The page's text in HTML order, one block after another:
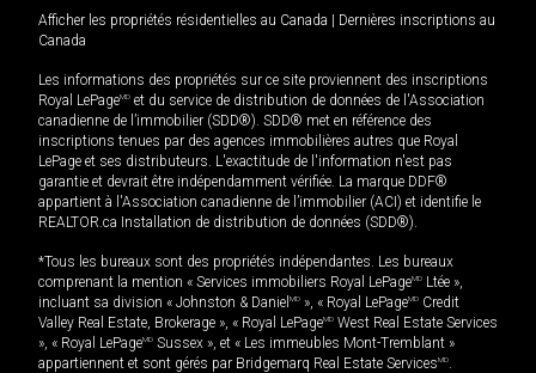
Afficher les propriétés résidentielles au Canada | Dernières inscriptions au
Canada
Les informations des propriétés sur ce site proviennent des inscriptions
Royal LePageMD et du service de distribution de données de l'Association
canadienne de l’immobilier (SDD®). SDD® met en référence des
inscriptions tenues par des agences immobilières autres que Royal
LePage et ses distributeurs. L'exactitude de l'information n'est pas
garantie et devrait être indépendamment vérifiée. La marque DDF®
appartient à l'Association canadienne de l’immobilier (ACI) et identifie le
REALTOR.ca Installation de distribution de données (SDD®).
*Tous les bureaux sont des propriétés indépendantes. Les bureaux
comprenant la mention « Services immobiliers Royal LePageMD Ltée »,
incluant sa division « Johnston & Daniel MD », « Royal LePageMD Credit
Valley Real Estate, Brokerage », « Royal LePageMD West Real Estate Services
», « Royal LePageMD Sussex », et « Les immeubles Mont-Tremblant »
appartiennent et sont gérés par Bridgemarq Real Estate ServicesMD